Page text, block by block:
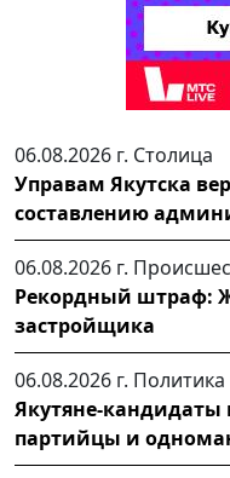
06.08.2026 г. Столица
Управам Якутска
составлению
06.08.2026 г.
Рекордный штраф:
застройщика
06.08.2026 г. Политика
Якутяне-кандидаты
партийцы и